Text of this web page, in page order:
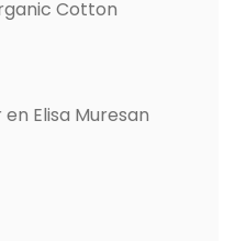
Cotton
Elisa Muresan